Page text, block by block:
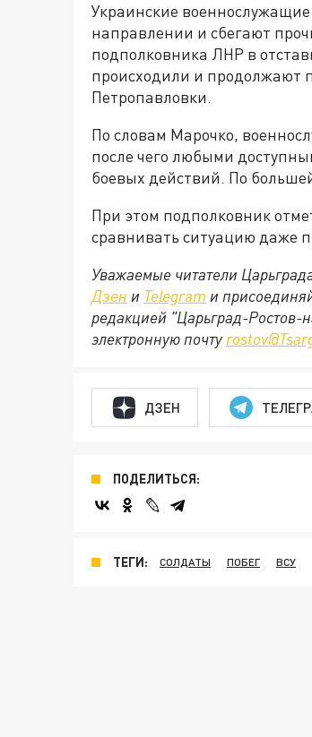
Украинские
направлении и сбегают
подполковника ЛНР в
происходили и продолжают
Петропавловки.
По словам Марочко,
после чего любыми
боевых действий. По
При этом подполковник
сравнивать ситуацию даже
Уважаемые читатели
Дзен и Telegram и
редакцией "Царьград-Ростов-
электронную почту
ДЗЕН
ПОДЕЛИТЬСЯ:
ТЕГИ: СОЛДАТЫ ПОБЕГ ВСУ